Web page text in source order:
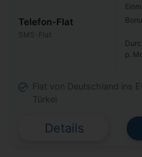
Telefon-Flat
SMS-Flat
p.
Flat von Deutschland ins
Türkei
Details